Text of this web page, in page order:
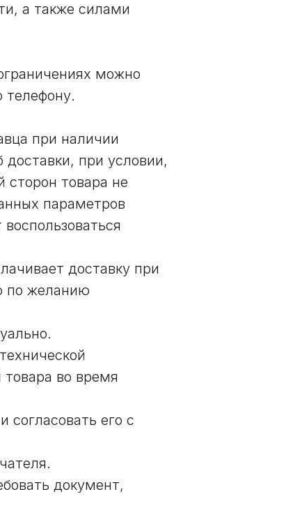
а также силами
можно
телефону.
при наличии
при условии,
товара не
параметров
доставку при
по желанию
во время
его с
документ,